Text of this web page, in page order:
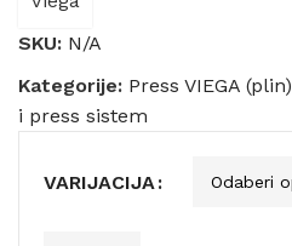
SKU: N/A
Kategorije: Press VIEGA (plin)
i press sistem
VARIJACIJA